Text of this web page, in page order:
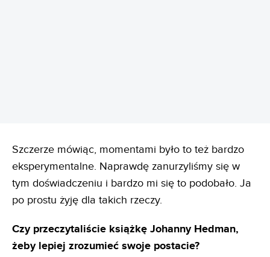
Szczerze mówiąc, momentami było to też bardzo
eksperymentalne. Naprawdę zanurzyliśmy się w
tym doświadczeniu i bardzo mi się to podobało. Ja
po prostu żyję dla takich rzeczy.
Czy przeczytaliście książkę Johanny Hedman,
żeby lepiej zrozumieć swoje postacie?